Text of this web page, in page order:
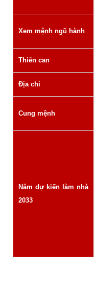
Xem mệnh ngũ hành
Thiên can
Địa chi
Cung mệnh
Năm dự kiến làm nhà
2033